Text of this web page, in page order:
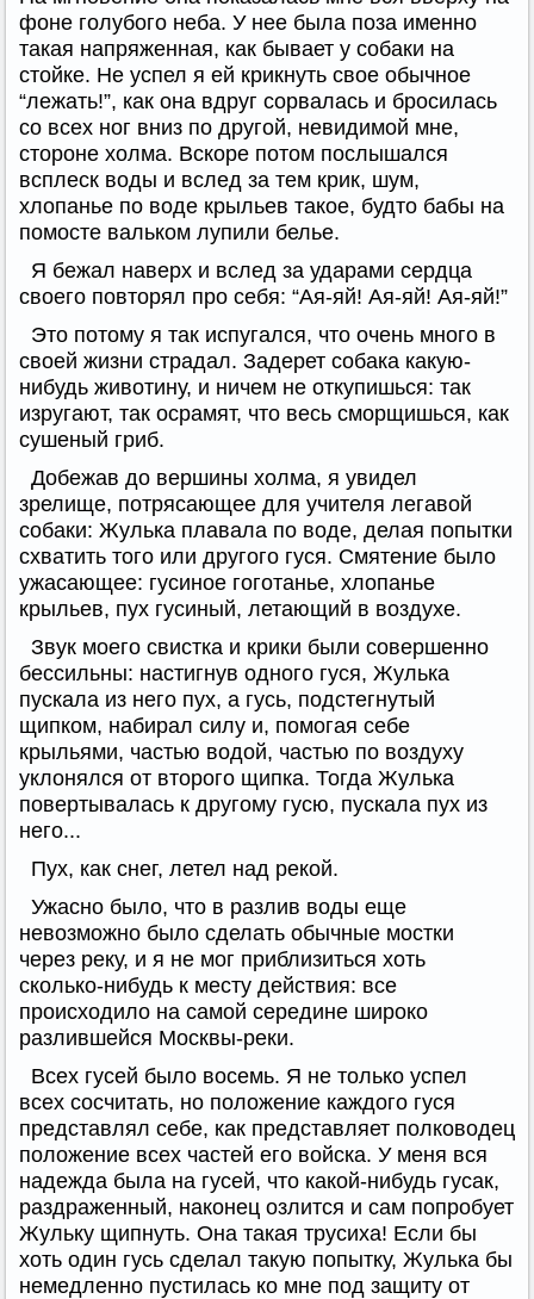
фоне голубого неба. У нее была поза именно
такая напряженная, как бывает у собаки на
стойке. Не успел я ей крикнуть свое обычное
“лежать!”, как она вдруг сорвалась и бросилась
со всех ног вниз по другой, невидимой мне,
стороне холма. Вскоре потом послышался
всплеск воды и вслед за тем крик, шум,
хлопанье по воде крыльев такое, будто бабы на
помосте вальком лупили белье.
Я бежал наверх и вслед за ударами сердца
своего повторял про себя: “Ая-яй! Ая-яй! Ая-яй!”
Это потому я так испугался, что очень много в
своей жизни страдал. Задерет собака какую-
нибудь животину, и ничем не откупишься: так
изругают, так осрамят, что весь сморщишься, как
сушеный гриб.
Добежав до вершины холма, я увидел
зрелище, потрясающее для учителя легавой
собаки: Жулька плавала по воде, делая попытки
схватить того или другого гуся. Смятение было
ужасающее: гусиное гоготанье, хлопанье
крыльев, пух гусиный, летающий в воздухе.
Звук моего свистка и крики были совершенно
бессильны: настигнув одного гуся, Жулька
пускала из него пух, а гусь, подстегнутый
щипком, набирал силу и, помогая себе
крыльями, частью водой, частью по воздуху
уклонялся от второго щипка. Тогда Жулька
повертывалась к другому гусю, пускала пух из
него...
Пух, как снег, летел над рекой.
Ужасно было, что в разлив воды еще
невозможно было сделать обычные мостки
через реку, и я не мог приблизиться хоть
сколько-нибудь к месту действия: все
происходило на самой середине широко
разлившейся Москвы-реки.
Всех гусей было восемь. Я не только успел
всех сосчитать, но положение каждого гуся
представлял себе, как представляет полководец
положение всех частей его войска. У меня вся
надежда была на гусей, что какой-нибудь гусак,
раздраженный, наконец озлится и сам попробует
Жульку щипнуть. Она такая трусиха! Если бы
хоть один гусь сделал такую попытку, Жулька бы
немедленно пустилась ко мне под защиту от